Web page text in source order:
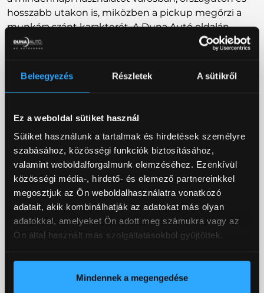
Beleegyezés Részletek A sütikről
Ez a weboldal sütiket használ
Sütiket használunk a tartalmak és hirdetések személyre
szabásához, közösségi funkciók biztosításához,
valamint weboldalforgalmunk elemzéséhez. Ezenkívül
közösségi média-, hirdető- és elemező partnereinkkel
megosztjuk az Ön weboldalhasználatra vonatkozó
adatait, akik kombinálhatják az adatokat más olyan
adatokkal, amelyeket Ön adott meg számukra vagy az
Ön által használt más szolgáltatásokból gyűjtöttek.
Mindennek a megengedése
hosszabb utakon is, miközben a pickup megőrzi a
munkára szánt karakterét. A Duna Autó oldalán
szereplő készletes modell is automata, 6 fokozatú
4. MILYEN VÁLLALKOZÁSOKNAK
A KGM Musso Grand 2026 elsősorban azoknak a
vállalkozásoknak ajánlott, ahol az autóval nemcsak
közlekedni kell, hanem szerszámot, felszerelést, árut
vagy utánfutót is mozgatni kell. Jó választás lehet
például:
építőipari kivitelezőknek, generálkivitelezőknek,
villanyszerelőknek, gépészeti cégeknek,
kertépítőknek, karbantartó vállalkozásoknak,
használatra, telephelyes KKV-knak, flottába keresett
munkaautóként, valamint olyan cégeknek, ahol
fontos a 4x4 hajtás, a nagy plató és a vontathatóság.